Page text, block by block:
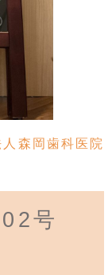
人森岡歯科医院
号